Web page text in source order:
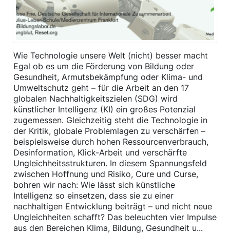
Wie Technologie unsere Welt (nicht) besser macht
Egal ob es um die Förderung von Bildung oder
Gesundheit, Armutsbekämpfung oder Klima- und
Umweltschutz geht – für die Arbeit an den 17
globalen Nachhaltigkeitszielen (SDG) wird
künstlicher Intelligenz (KI) ein großes Potenzial
zugemessen. Gleichzeitig steht die Technologie in
der Kritik, globale Problemlagen zu verschärfen –
beispielsweise durch hohen Ressourcenverbrauch,
Desinformation, Klick-Arbeit und verschärfte
Ungleichheitsstrukturen. In diesem Spannungsfeld
zwischen Hoffnung und Risiko, Cure und Curse,
bohren wir nach: Wie lässt sich künstliche
Intelligenz so einsetzen, dass sie zu einer
nachhaltigen Entwicklung beiträgt – und nicht neue
Ungleichheiten schafft? Das beleuchten vier Impulse
aus den Bereichen Klima, Bildung, Gesundheit u...